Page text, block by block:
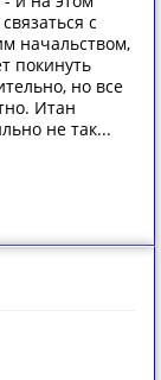
с
начальством,
покинуть
но все
Итан
не так...